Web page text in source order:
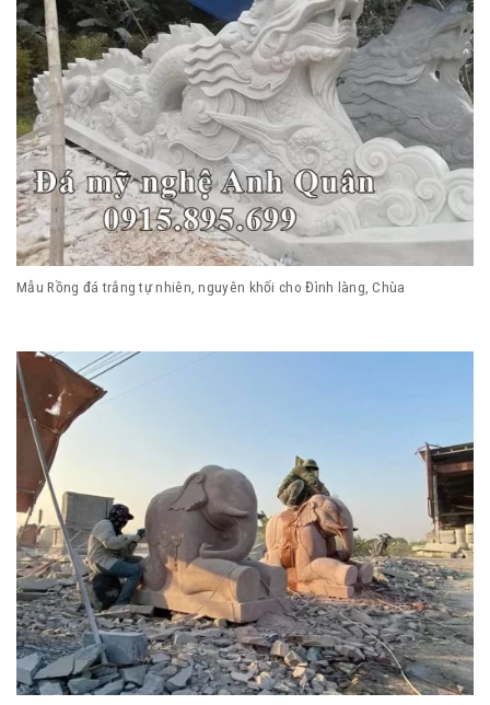
Mẫu Rồng đá trắng tự nhiên, nguyên khối cho Đình làng, Chùa